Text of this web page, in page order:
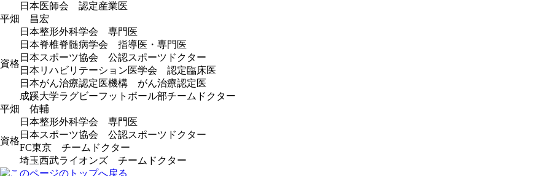
日本医師会 認定産業医
平畑 昌宏
資格
日本整形外科学会 専門医
日本脊椎脊髄病学会 指導医・専門医
日本スポーツ協会 公認スポーツドクター
日本リハビリテーション医学会 認定臨床医
日本がん治療認定医機構 がん治療認定医
成蹊大学ラグビーフットボール部チームドクター
平畑 佑輔
資格
日本整形外科学会 専門医
日本スポーツ協会 公認スポーツドクター
FC東京 チームドクター
埼玉西武ライオンズ チームドクター